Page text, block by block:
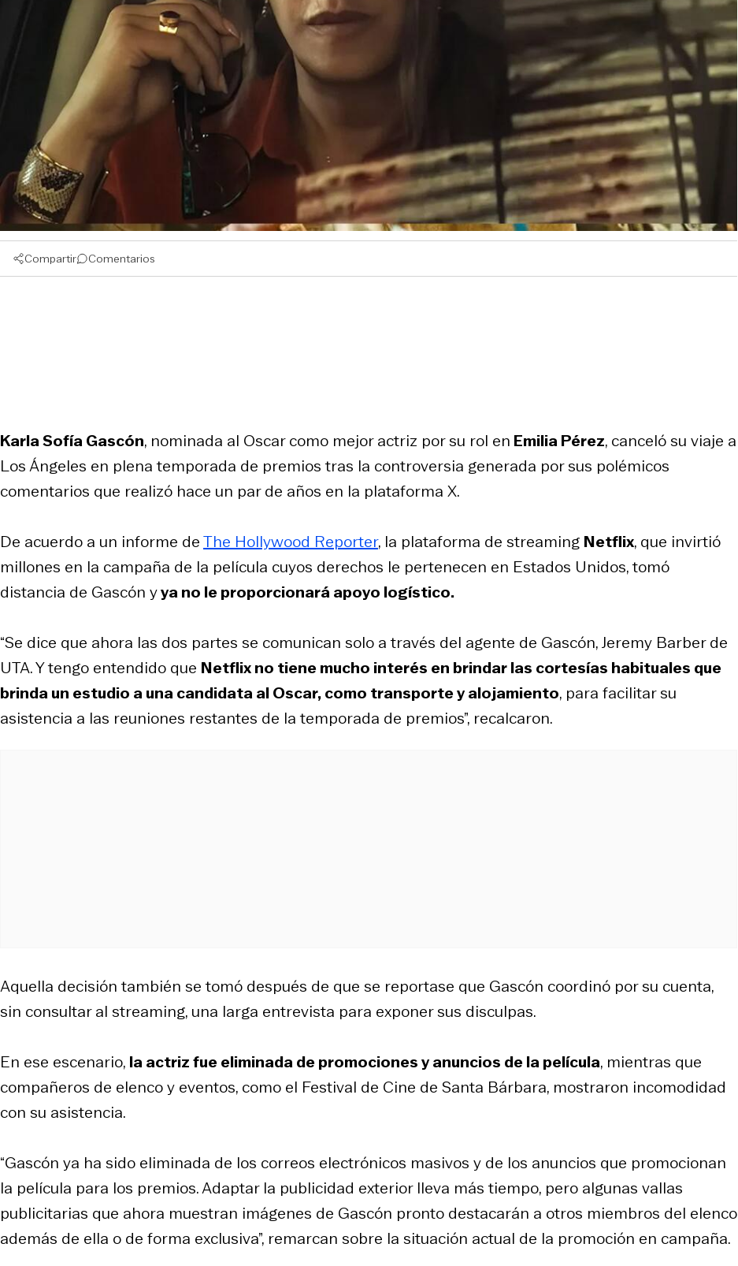
Compartir Comentarios
Karla Sofía Gascón, nominada al Oscar como mejor actriz por su rol en Emilia Pérez, canceló su viaje a
Los Ángeles en plena temporada de premios tras la controversia generada por sus polémicos
comentarios que realizó hace un par de años en la plataforma X.
De acuerdo a un informe deThe Hollywood Reporter, la plataforma de streaming Netflix, que invirtió
millones en la campaña de la película cuyos derechos le pertenecen en Estados Unidos, tomó
distancia de Gascón yya no le proporcionará apoyo logístico.
“Se dice que ahora las dos partes se comunican solo a través del agente de Gascón, Jeremy Barber de
UTA. Y tengo entendido que Netflix no tiene mucho interés en brindar las cortesías habituales que
brinda un estudio a una candidata al Oscar, como transporte y alojamiento, para facilitar su
asistencia a las reuniones restantes de la temporada de premios”, recalcaron.
Aquella decisión también se tomó después de que se reportase que Gascón coordinó por su cuenta,
sin consultar al streaming, una larga entrevista para exponer sus disculpas.
En ese escenario, la actriz fue eliminada de promociones y anuncios de la película, mientras que
compañeros de elenco y eventos, como el Festival de Cine de Santa Bárbara, mostraron incomodidad
con su asistencia.
“Gascón ya ha sido eliminada de los correos electrónicos masivos y de los anuncios que promocionan
la película para los premios. Adaptar la publicidad exterior lleva más tiempo, pero algunas vallas
publicitarias que ahora muestran imágenes de Gascón pronto destacarán a otros miembros del elenco
además de ella o de forma exclusiva”, remarcan sobre la situación actual de la promoción en campaña.